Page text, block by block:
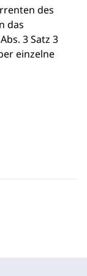
des
das
3 Satz 3
einzelne